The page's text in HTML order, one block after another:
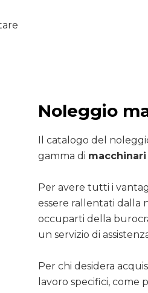
Noleggio
Il catalogo del
gamma di
Per avere tutti i
essere rallentati dalla
occuparti della
un servizio di
Per chi desidera
lavoro specifici, come